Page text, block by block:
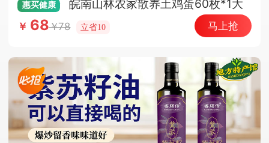
惠买健康
皖南山林农家散养土鸡蛋60枚*1大
箱（顺丰快递）
￥ 68 78 立省10 马上抢